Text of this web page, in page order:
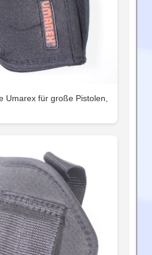
Umarex für große Pistolen,